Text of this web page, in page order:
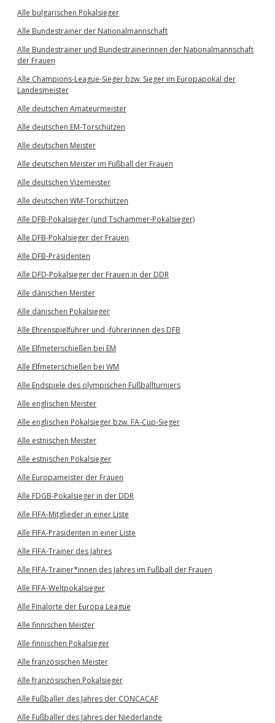
Alle bulgarischen Pokalsieger
Alle Bundestrainer der Nationalmannschaft
Alle Bundestrainer und Bundestrainerinnen der Nationalmannschaft
der Frauen
Alle Champions-League-Sieger bzw. Sieger im Europapokal der
Landesmeister
Alle deutschen Amateurmeister
Alle deutschen EM-Torschützen
Alle deutschen Meister
Alle deutschen Meister im Fußball der Frauen
Alle deutschen Vizemeister
Alle deutschen WM-Torschützen
Alle DFB-Pokalsieger (und Tschammer-Pokalsieger)
Alle DFB-Pokalsieger der Frauen
Alle DFB-Präsidenten
Alle DFD-Pokalsieger der Frauen in der DDR
Alle dänischen Meister
Alle dänischen Pokalsieger
Alle Ehrenspielführer und -führerinnen des DFB
Alle Elfmeterschießen bei EM
Alle Elfmeterschießen bei WM
Alle Endspiele des olympischen Fußballturniers
Alle englischen Meister
Alle englischen Pokalsieger bzw. FA-Cup-Sieger
Alle estnischen Meister
Alle estnischen Pokalsieger
Alle Europameister der Frauen
Alle FDGB-Pokalsieger in der DDR
Alle FIFA-Mitglieder in einer Liste
Alle FIFA-Präsidenten in einer Liste
Alle FIFA-Trainer des Jahres
Alle FIFA-Trainer*innen des Jahres im Fußball der Frauen
Alle FIFA-Weltpokalsieger
Alle Finalorte der Europa League
Alle finnischen Meister
Alle finnischen Pokalsieger
Alle französischen Meister
Alle französischen Pokalsieger
Alle Fußballer des Jahres der CONCACAF
Alle Fußballer des Jahres der Niederlande